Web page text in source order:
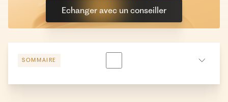
Echanger avec un conseiller
SOMMAIRE